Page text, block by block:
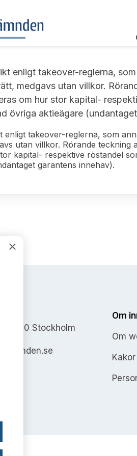
enligt takeover-reglerna,
medgavs utan villkor.
om hur stor kapital-
övriga aktieägare
enligt takeover-reglerna, som
utan villkor. Rörande teckning
kapital- respektive röstandel
garantens innehav).
90 Stockholm
Om
Om
Kakor
×